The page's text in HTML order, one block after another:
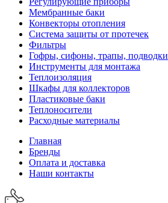
Мембранные баки
Конвекторы отопления
Система защиты от протечек
Фильтры
Гофры, сифоны, трапы, подводки
Инструменты для монтажа
Теплоизоляция
Шкафы для коллекторов
Пластиковые баки
Теплоносители
Расходные материалы
Главная
Бренды
Оплата и доставка
Наши контакты